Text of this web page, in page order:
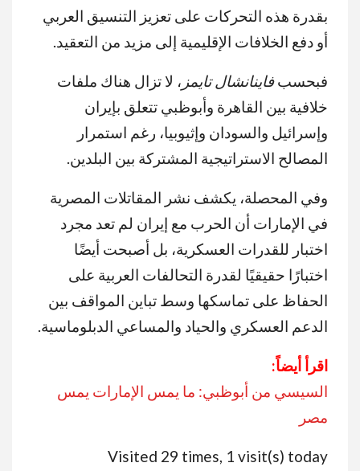
بقدرة هذه التحركات على تعزيز التنسيق العربي
أو دفع الخلافات الإقليمية إلى مزيد من التعقيد.
فبحسبفاينانشال تايمز ، لا تزال هناك ملفات
خلافية بين القاهرة وأبوظبي تتعلق بإيران
وإسرائيل والسودان وإثيوبيا، رغم استمرار
المصالح الاستراتيجية المشتركة بين البلدين.
وفي المحصلة، يكشف نشر المقاتلات المصرية
في الإمارات أن الحرب مع إيران لم تعد مجرد
اختبار للقدرات العسكرية، بل أصبحت أيضًا
اختبارًا حقيقيًا لقدرة التحالفات العربية على
الحفاظ على تماسكها وسط تباين المواقف بين
الدعم العسكري والحياد والمساعي الدبلوماسية.
اقرأ أيضاً:
السيسي من أبوظبي: ما يمس الإمارات يمس
مصر
Visited 29 times, 1 visit(s) today